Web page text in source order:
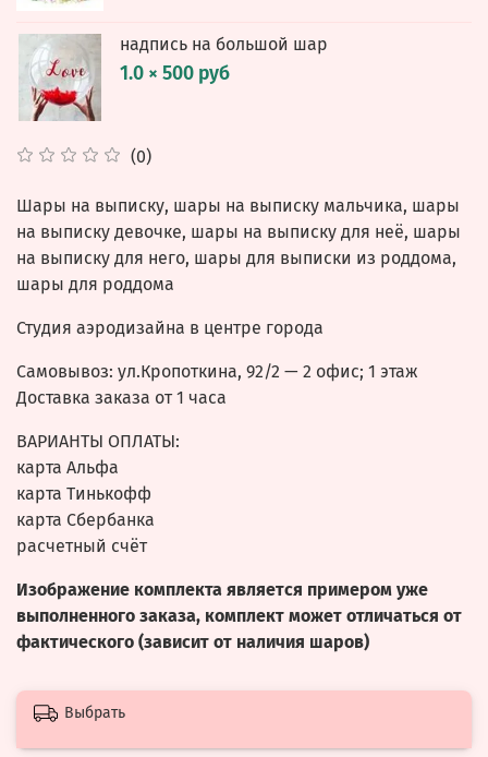
(0)
надпись на большой шар
1.0 × 500 руб
Шары на выписку, шары на выписку мальчика, шары
на выписку девочке, шары на выписку для неё, шары
на выписку для него, шары для выписки из роддома,
шары для роддома
Студия аэродизайна в центре города
Самовывоз: ул.Кропоткина, 92/2 — 2 офис; 1 этаж
Доставка заказа от 1 часа
ВАРИАНТЫ ОПЛАТЫ:
карта Альфа
карта Тинькофф
карта Сбербанка
расчетный счёт
Изображение комплекта является примером уже
выполненного заказа, комплект может отличаться от
фактического (зависит от наличия шаров)
Выбрать